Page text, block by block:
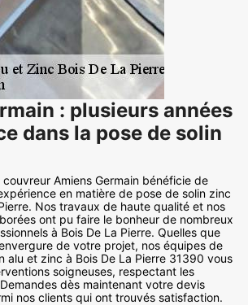
: plusieurs années
dans la pose de solin
Amiens Germain bénéficie de
en matière de pose de solin zinc
Nos travaux de haute qualité et nos
ont pu faire le bonheur de nombreux
à Bois De La Pierre. Quelles que
de votre projet, nos équipes de
alu et zinc à Bois De La Pierre 31390 vous
soigneuses, respectant les
dès maintenant votre devis
nos clients qui ont trouvés satisfaction.